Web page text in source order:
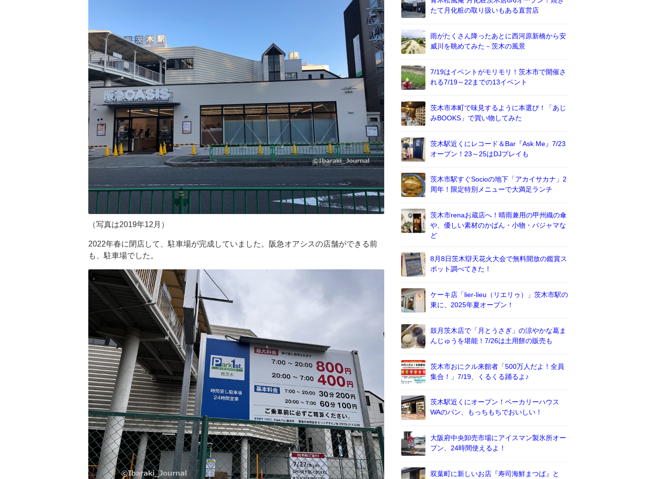
（写真は2019年12月）
2022年春に閉店して、駐車場が完成していました。阪急オアシスの店舗ができる前
も、駐車場でした。
たて月化粧の取り扱いもある直営店
雨がたくさん降ったあとに西河原新橋から安
威川を眺めてみた－茨木の風景
7/19はイベントがモリモリ！茨木市で開催さ
れる7/19～22までの13イベント
茨木市本町で味見するように本選び！「あじ
みBOOKS」で買い物してみた
茨木駅近くにレコード＆Bar『Ask Me』7/23
オープン！23～25はDJプレイも
茨木市駅すぐSocioの地下「アカイサカナ」2
周年！限定特別メニューで大満足ランチ
茨木市renaお蔵店へ！晴雨兼用の甲州織の傘
や、優しい素材のかばん・小物・パジャマな
ど
8月8日茨木辯天花火大会で無料開放の鑑賞ス
ポット調べてきた！
ケーキ店「lier-lieu（リエリゥ）」茨木市駅の
東に、2025年夏オープン！
鼓月茨木店で「月とうさぎ」の涼やかな葛ま
んじゅうを堪能！7/26は土用餅の販売も
茨木市おにクル来館者「500万人だよ！全員
集合！」7/19、くるくる踊るよ♪
茨木駅近くにオープン！ベーカリーハウス
WAのパン、もっちもちでおいしい！
大阪府中央卸売市場にアイスマン製氷所オー
プン、24時間使えるよ！
双葉町に新しいお店『寿司海鮮まつば』と